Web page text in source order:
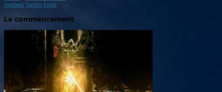
Facebook Twitter Email
Le commencement